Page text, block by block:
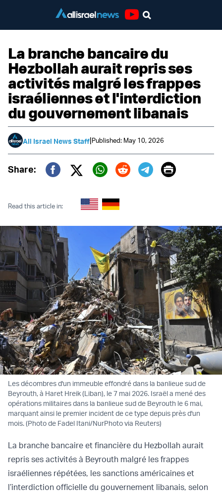
La branche bancaire du
Hezbollah aurait repris ses
activités malgré les frappes
israéliennes et l'interdiction
du gouvernement libanais
All Israel News Staff|Published: May 10, 2026
Share:
Twitter (X)
Print
Read this article in:
Les décombres d'un immeuble effondré dans la banlieue sud de
Beyrouth, à Haret Hreik (Liban), le 7 mai 2026. Israël a mené des
opérations militaires dans la banlieue sud de Beyrouth le 6 mai,
marquant ainsi le premier incident de ce type depuis près d'un
mois. (Photo de Fadel Itani/NurPhoto via Reuters)
La branche bancaire et financière du Hezbollah aurait
repris ses activités à Beyrouth malgré les frappes
israéliennes répétées, les sanctions américaines et
l’interdiction officielle du gouvernement libanais, selon